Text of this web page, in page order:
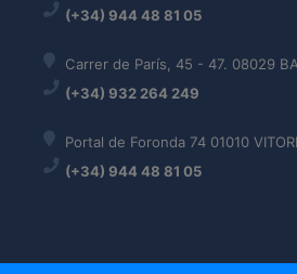
(+34) 944 48 81 05
Carrer de París, 45 - 47. 08029
(+34) 932 264 249
Portal de Foronda 74 01010
(+34) 944 48 81 05